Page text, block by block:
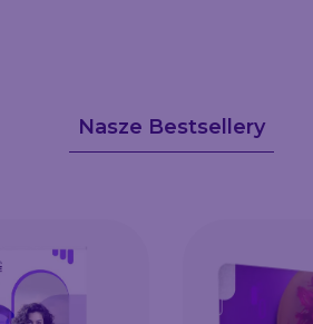
Nasze Bestsellery